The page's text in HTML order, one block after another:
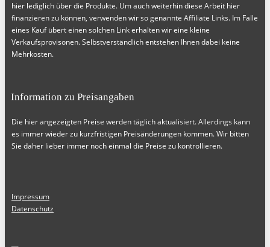
hier lediglich über die Produkte. Um auch weiterhin diese Arbeit hier
finanzieren zu können, verwenden wir so genannte Affiliate Links. Im Falle
eines Kauf übert einen solchen Link erhalten wir eine kleine
Verkaufsprovisonen. Selbstverständlich entstehen Ihnen dabei keine
Mehrkosten.
Information zu Preisangaben
Die hier angezeigten Preise werden täglich aktualisiert. Allerdings kann
es immer wieder zu kurzfristigen Preisänderungen kommen. Wir bitten
Sie daher lieber immer noch einmal die Preise zu kontrollieren.
Impressum
Datenschutz